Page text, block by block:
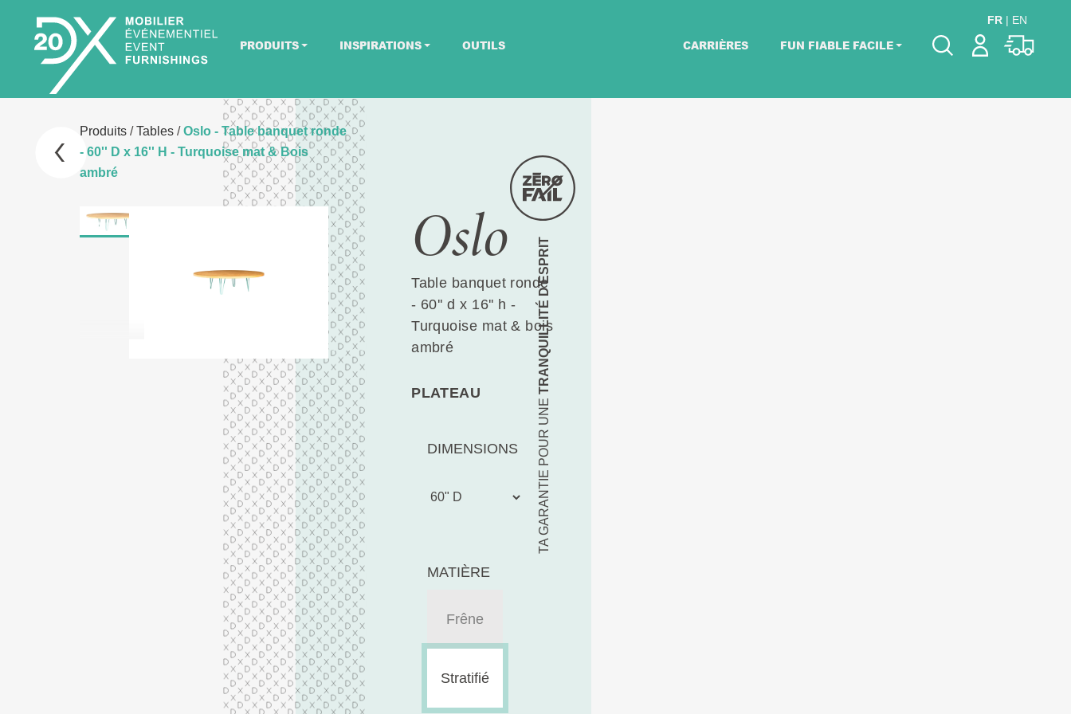
PRODUITS INSPIRATIONS OUTILS CARRIÈRES FUN FIABLE FACILE
FR| EN
Produits/Tables/Oslo - Table banquet ronde
- 60'' D x 16'' H - Turquoise mat & Bois
ambré
TA GARANTIE POUR UNE
TRANQUILLITÉ D’ESPRIT
Oslo
Table banquet ronde
- 60'' d x 16'' h -
Turquoise mat & bois
ambré
PLATEAU
DIMENSIONS
MATIÈRE
Frêne
Stratifié